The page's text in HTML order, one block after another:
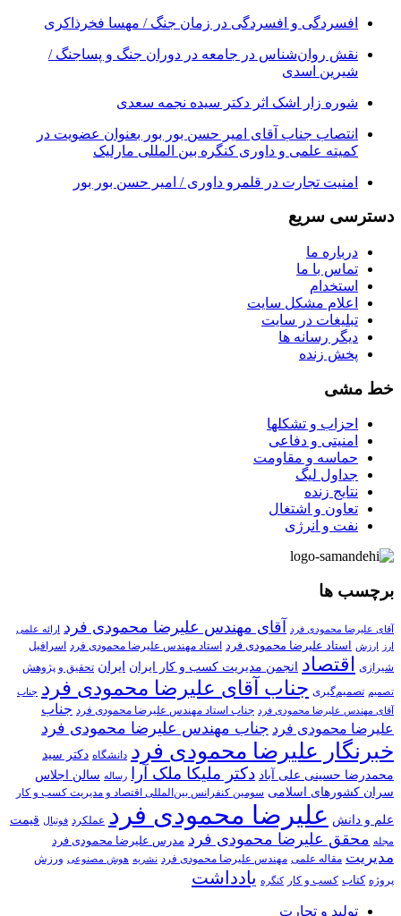
افسردگی و افسردگی در زمان جنگ / مهسا فخرذاکری
نقش روان‌شناس در جامعه در دوران جنگ و پساجنگ /
شیرین اسدی
شوره زار اشک اثر دکتر سیده نجمه سعدی
انتصاب جناب آقای امیر حسن بور بور بعنوان عضویت در
کمیته علمی و داوری کنگره بین المللی مارلیک
امنیت تجارت در قلمرو داوری / امیر حسن بور بور
دسترسی سریع
درباره ما
تماس با ما
استخدام
اعلام مشکل سایت
تبلیغات در سایت
ديگر رسانه ها
پخش زنده
خط مشی
احزاب و تشکلها
امنیتی و دفاعی
حماسه و مقاومت
جداول لیگ
نتایج زنده
تعاون و اشتغال
نفت و انرژی
برچسب ها
آقای علیرضا محمودی فرد آقای مهندس علیرضا محمودی فرد
ارائه علمی
ارز
ارزش استاد علیرضا محمودی فرد استاد مهندس علیرضا محمودی فرد
اسرافیل
شیرازی اقتصاد انجمن مدیریت کسب و کار ایران ایران تحقیق و پژوهش
تصمیم تصمیم‌گیری جناب آقای علیرضا محمودی فرد جناب
آقای مهندس علیرضا محمودی فرد جناب استاد مهندس علیرضا محمودی فرد جناب
علیرضا محمودی فرد جناب مهندس علیرضا محمودی فرد
خبرنگار علیرضا محمودی فرد دانشگاه دکتر سید
محمدرضا حسینی علی آباد دکتر ملیکا ملک آرا رساله سالن اجلاس
سران کشورهای اسلامی سومین کنفرانس بین‌المللی اقتصاد و مدیریت کسب و کار
علم و دانش علیرضا محمودی فرد عملکرد فوتبال قیمت
مجله محقق علیرضا محمودی فرد مدرس علیرضا محمودی فرد
مدیریت مقاله علمی مهندس علیرضا محمودی فرد نشریه هوش مصنوعی ورزش
پروژه کتاب کسب و کار کنگره یادداشت
تولید و تجارت